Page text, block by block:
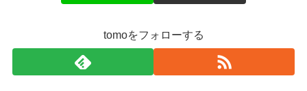
tomoをフォローする